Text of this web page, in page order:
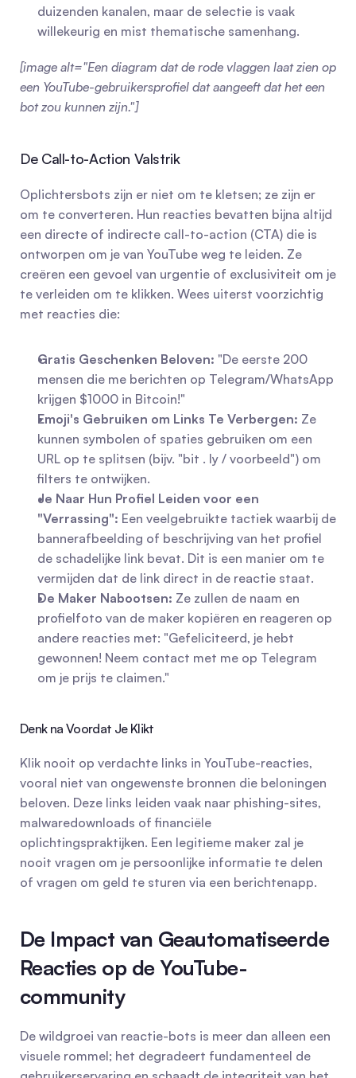
duizenden kanalen, maar de selectie is vaak
willekeurig en mist thematische samenhang.
[image alt="Een diagram dat de rode vlaggen laat zien op
een YouTube-gebruikersprofiel dat aangeeft dat het een
bot zou kunnen zijn."]
De Call-to-Action Valstrik
Oplichtersbots zijn er niet om te kletsen; ze zijn er
om te converteren. Hun reacties bevatten bijna altijd
een directe of indirecte call-to-action (CTA) die is
ontworpen om je van YouTube weg te leiden. Ze
creëren een gevoel van urgentie of exclusiviteit om je
te verleiden om te klikken. Wees uiterst voorzichtig
met reacties die:
Gratis Geschenken Beloven: "De eerste 200
mensen die me berichten op Telegram/WhatsApp
krijgen $1000 in Bitcoin!"
Emoji's Gebruiken om Links Te Verbergen: Ze
kunnen symbolen of spaties gebruiken om een
URL op te splitsen (bijv. "bit . ly / voorbeeld") om
filters te ontwijken.
Je Naar Hun Profiel Leiden voor een
"Verrassing": Een veelgebruikte tactiek waarbij de
bannerafbeelding of beschrijving van het profiel
de schadelijke link bevat. Dit is een manier om te
vermijden dat de link direct in de reactie staat.
De Maker Nabootsen: Ze zullen de naam en
profielfoto van de maker kopiëren en reageren op
andere reacties met: "Gefeliciteerd, je hebt
gewonnen! Neem contact met me op Telegram
om je prijs te claimen."
Denk na Voordat Je Klikt
Klik nooit op verdachte links in YouTube-reacties,
vooral niet van ongewenste bronnen die beloningen
beloven. Deze links leiden vaak naar phishing-sites,
malwaredownloads of financiële
oplichtingspraktijken. Een legitieme maker zal je
nooit vragen om je persoonlijke informatie te delen
of vragen om geld te sturen via een berichtenapp.
De Impact van Geautomatiseerde
Reacties op de YouTube-
community
De wildgroei van reactie-bots is meer dan alleen een
visuele rommel; het degradeert fundamenteel de